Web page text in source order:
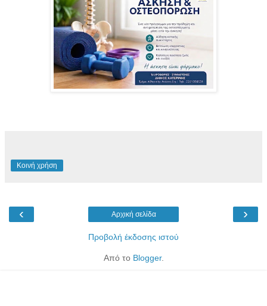
Κοινή χρήση
‹ ›
Αρχική σελίδα
Προβολή έκδοσης ιστού
Από το Blogger.